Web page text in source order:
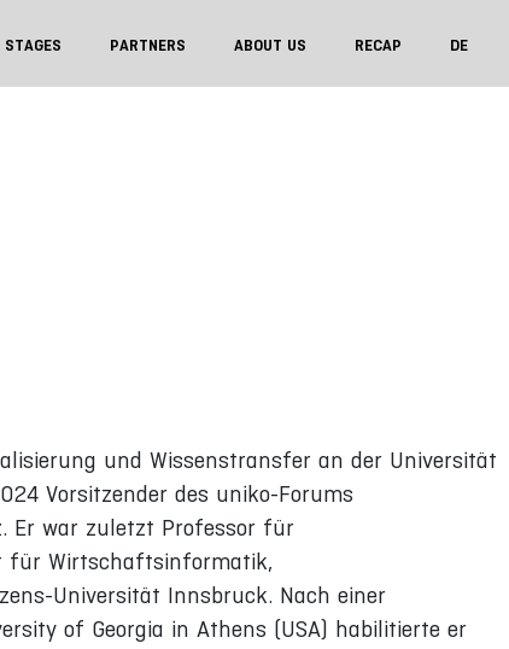
STAGES PARTNERS ABOUT US RECAP DE
und Wissenstransfer an der Universität
Vorsitzender des uniko-Forums
Er war zuletzt Professor für
für Wirtschaftsinformatik,
Universität Innsbruck. Nach einer
of Georgia in Athens (USA) habilitierte er